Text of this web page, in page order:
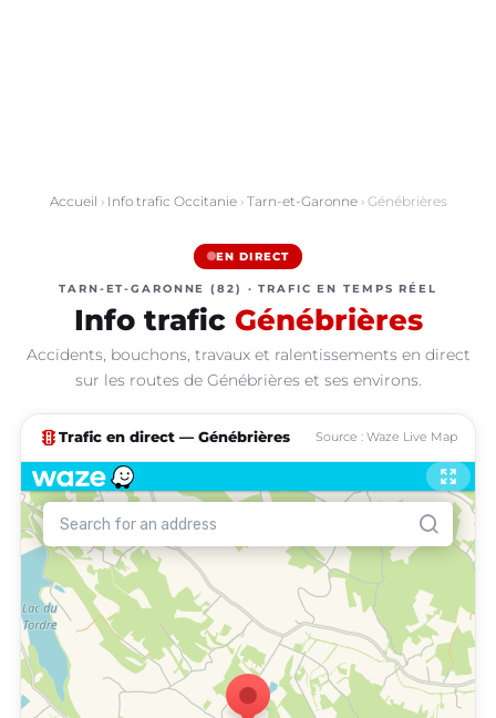
Accueil › Info trafic Occitanie› Tarn-et-Garonne› Génébrières
EN DIRECT
TARN-ET-GARONNE (82) · TRAFIC EN TEMPS RÉEL
Info trafic Génébrières
Accidents, bouchons, travaux et ralentissements en direct
sur les routes de Génébrières et ses environs.
traffic Trafic en direct — Génébrières Source : Waze Live Map